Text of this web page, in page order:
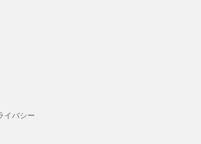
イバシー